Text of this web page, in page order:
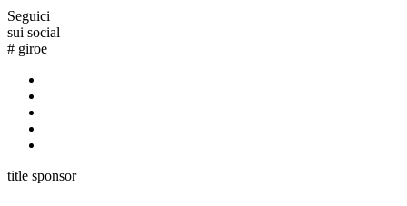
Seguici
sui social
# giroe
title sponsor